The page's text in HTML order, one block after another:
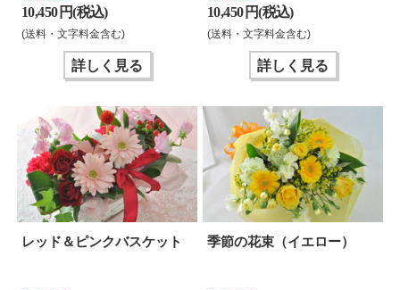
10,450 円(税込)
(送料・文字料金含む)
詳しく見る
10,450 円(税込)
(送料・文字料金含む)
詳しく見る
レッド＆ピンクバスケット 季節の花束（イエロー）